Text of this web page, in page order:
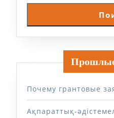
Почему грантовые
Ақпараттық-